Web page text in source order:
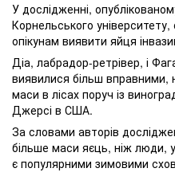
У дослідженні,
Корнельського
опікунам виявити яйця
Діа, лабрадор-ретрівер, і
виявилися більш вправними,
маси в лісах поруч із
Джерсі в США.
За словами авторів
більше маси яєць, ніж люди,
є популярними зимовими